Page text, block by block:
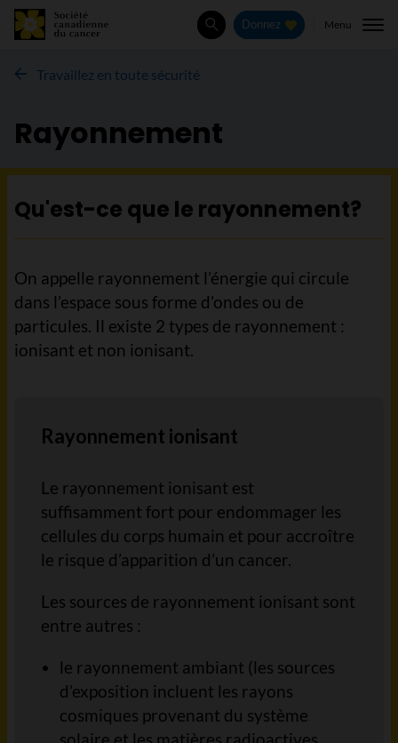
Rechercher
Donnez Menu
Travaillez en toute sécurité
Rayonnement
Qu'est-ce que le rayonnement?
On appelle rayonnement l’énergie qui circule
dans l’espace sous forme d’ondes ou de
particules. Il existe 2 types de rayonnement :
ionisant et non ionisant.
Rayonnement ionisant
Le rayonnement ionisant est
suffisamment fort pour endommager les
cellules du corps humain et pour accroître
le risque d’apparition d’un cancer.
Les sources de rayonnement ionisant sont
entre autres :
le rayonnement ambiant (les sources
d’exposition incluent les rayons
cosmiques provenant du système